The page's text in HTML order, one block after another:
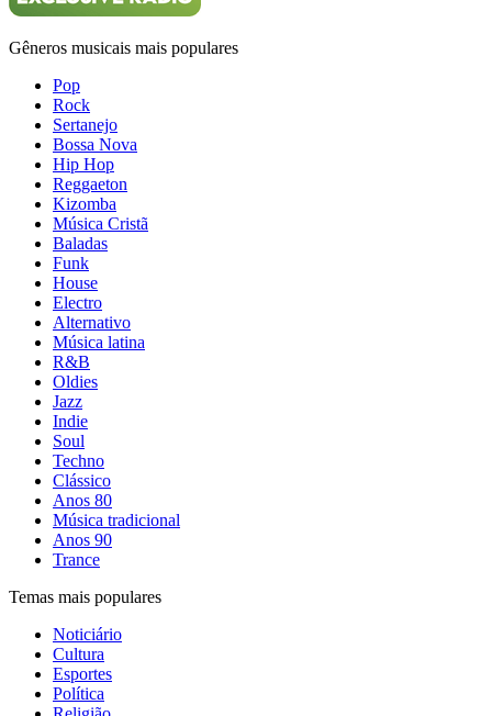
Gêneros musicais mais populares
Pop
Rock
Sertanejo
Bossa Nova
Hip Hop
Reggaeton
Kizomba
Música Cristã
Baladas
Funk
House
Electro
Alternativo
Música latina
R&B
Oldies
Jazz
Indie
Soul
Techno
Clássico
Anos 80
Música tradicional
Anos 90
Trance
Temas mais populares
Noticiário
Cultura
Esportes
Política